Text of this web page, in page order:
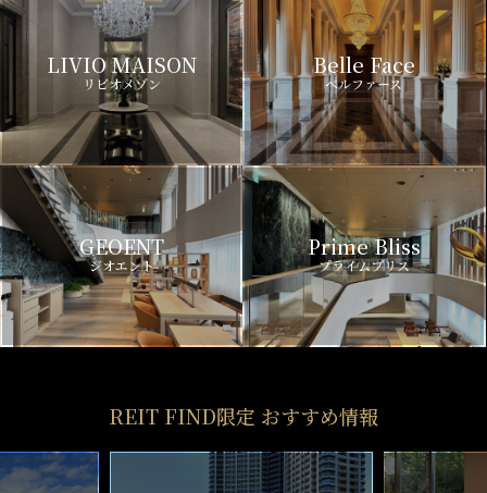
LIVIO MAISON
リビオメゾン
Belle Face
ベルファース
GEOENT
ジオエント
Prime Bliss
プライムブリス
REIT FIND限定 おすすめ情報